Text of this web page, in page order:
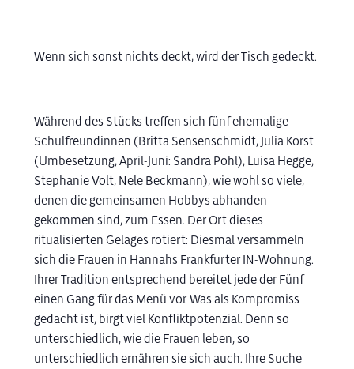
Wenn sich sonst nichts deckt, wird der Tisch gedeckt.
Während des Stücks treffen sich fünf ehemalige
Schulfreundinnen (Britta Sensenschmidt, Julia Korst
(Umbesetzung, April-Juni: Sandra Pohl), Luisa Hegge,
Stephanie Volt, Nele Beckmann), wie wohl so viele,
denen die gemeinsamen Hobbys abhanden
gekommen sind, zum Essen. Der Ort dieses
ritualisierten Gelages rotiert: Diesmal versammeln
sich die Frauen in Hannahs Frankfurter IN-Wohnung.
Ihrer Tradition entsprechend bereitet jede der Fünf
einen Gang für das Menü vor. Was als Kompromiss
gedacht ist, birgt viel Konfliktpotenzial. Denn so
unterschiedlich, wie die Frauen leben, so
unterschiedlich ernähren sie sich auch. Ihre Suche